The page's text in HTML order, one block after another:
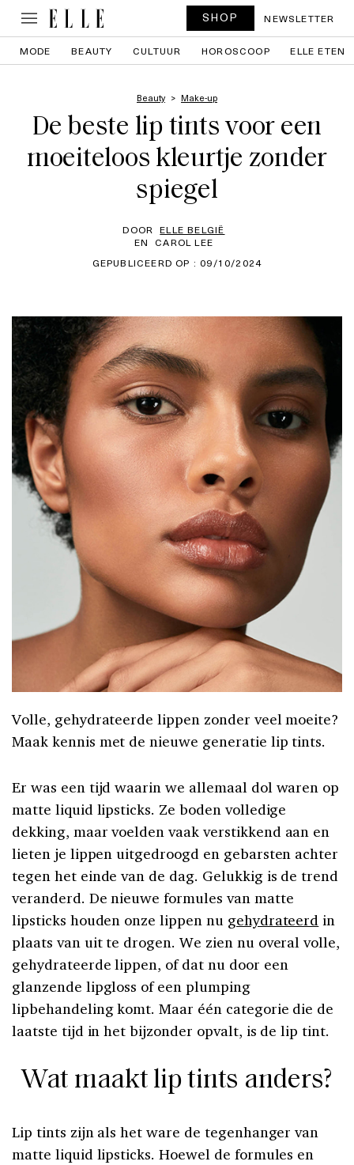
SHOP NEWSLETTER
MODE BEAUTY CULTUUR HOROSCOOP ELLE ETEN
Beauty Make-up
De beste lip tints voor een
moeiteloos kleurtje zonder
spiegel
DOOR ELLE BELGIË
EN
CAROL LEE
GEPUBLICEERD OP : 09/10/2024
Volle, gehydrateerde lippen zonder veel moeite?
Maak kennis met de nieuwe generatie lip tints.
Er was een tijd waarin we allemaal dol waren op
matte liquid lipsticks. Ze boden volledige
dekking, maar voelden vaak verstikkend aan en
lieten je lippen uitgedroogd en gebarsten achter
tegen het einde van de dag. Gelukkig is de trend
veranderd. De nieuwe formules van matte
lipsticks houden onze lippen nu gehydrateerd in
plaats van uit te drogen. We zien nu overal volle,
gehydrateerde lippen, of dat nu door een
glanzende lipgloss of een plumping
lipbehandeling komt. Maar één categorie die de
laatste tijd in het bijzonder opvalt, is de lip tint.
Wat maakt lip tints anders?
Lip tints zijn als het ware de tegenhanger van
matte liquid lipsticks. Hoewel de formules en